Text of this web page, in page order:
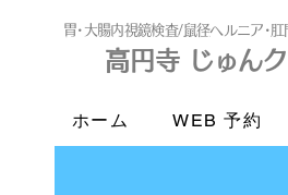
胃･大腸内視鏡検査/鼠径ヘルニア･肛
高円寺 じゅんクリニック
高円寺 じゅん
ホーム WEB 予約